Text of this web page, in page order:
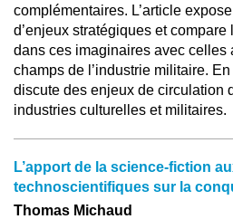
complémentaires. L’article
d’enjeux stratégiques et
dans ces imaginaires avec celles
champs de l’industrie militaire.
discute des enjeux de circulation
industries culturelles et militaires.
L’apport de la science-fiction
technoscientifiques sur la
Thomas Michaud